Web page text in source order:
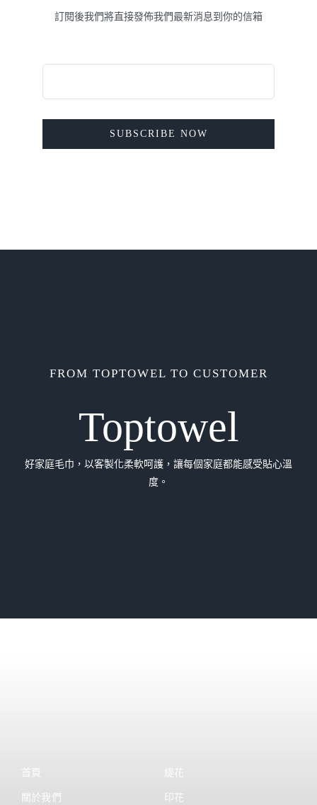
訂閱後我們將直接發佈我們最新消息到你的信箱
SUBSCRIBE NOW
FROM TOPTOWEL TO CUSTOMER
Toptowel
好家庭毛巾，以客製化柔軟呵護，讓每個家庭都能感受貼心溫
度。
首頁
關於我們
緹花
印花